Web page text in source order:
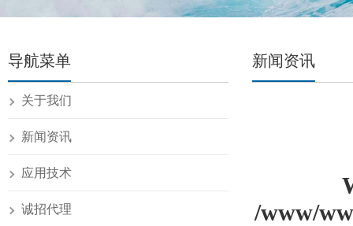
新闻资讯
/www/
导航菜单
关于我们
新闻资讯
应用技术
诚招代理